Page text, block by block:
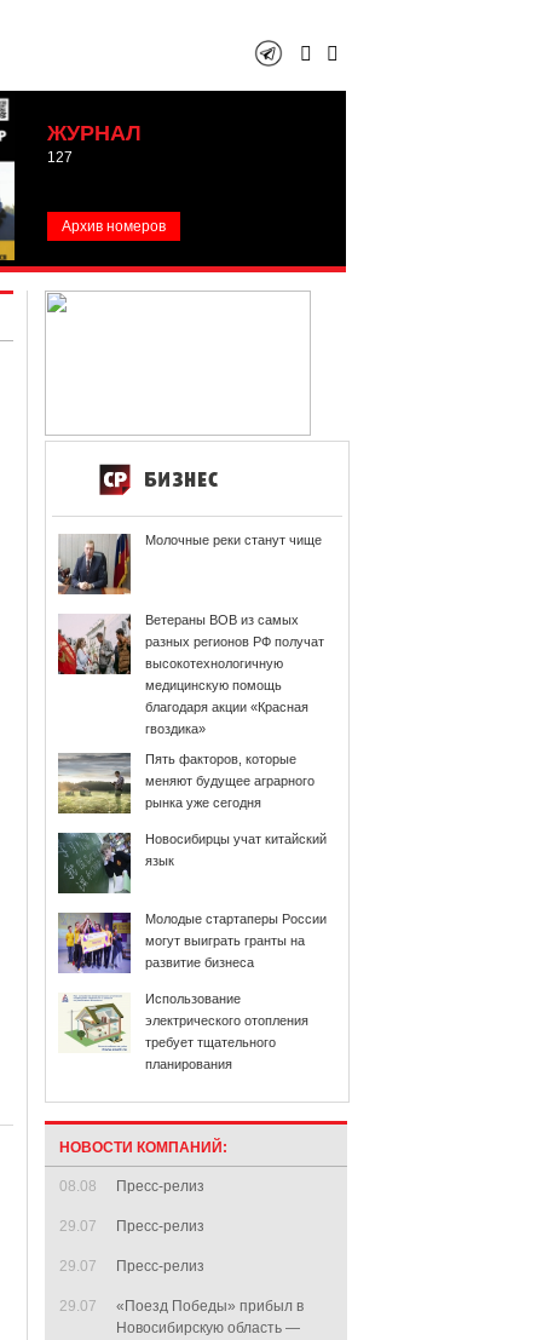
ЖУРНАЛ
127
Архив номеров
Молочные реки станут чище
Ветераны ВОВ из самых
разных регионов РФ получат
высокотехнологичную
медицинскую помощь
благодаря акции «Красная
гвоздика»
Пять факторов, которые
меняют будущее аграрного
рынка уже сегодня
Новосибирцы учат китайский
язык
Молодые стартаперы России
могут выиграть гранты на
развитие бизнеса
Использование
электрического отопления
требует тщательного
планирования
НОВОСТИ КОМПАНИЙ:
08.08 Пресс-релиз
29.07 Пресс-релиз
29.07 Пресс-релиз
29.07
«Поезд Победы» прибыл в
Новосибирскую область —